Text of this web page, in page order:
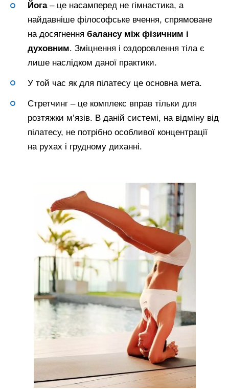
Йога– це насамперед не гімнастика, а
найдавніше філософське вчення, спрямоване
на досягнення балансу між фізичним і
духовним. Зміцнення і оздоровлення тіла є
лише наслідком даної практики.
У той час як для пілатесу це основна мета.
Стретчинг – це комплекс вправ тільки для
розтяжки м’язів. В даній системі, на відміну від
пілатесу, не потрібно особливої концентрації
на рухах і грудному диханні.